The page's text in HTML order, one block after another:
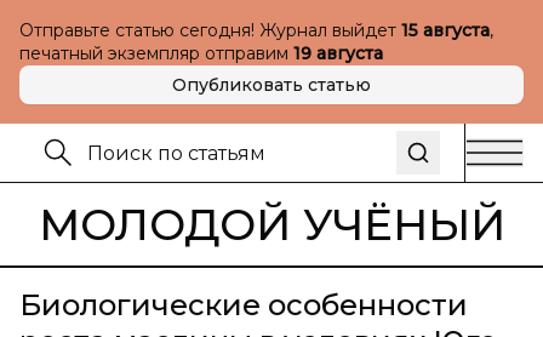
Отправьте статью сегодня! Журнал выйдет 15 августа,
печатный экземпляр отправим 19 августа
Опубликовать статью
МОЛОДОЙ УЧЁНЫЙ
Биологические особенности